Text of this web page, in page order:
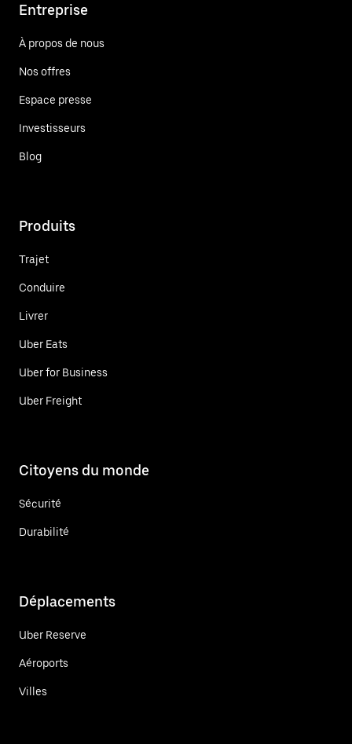
Entreprise
À propos de nous
Nos offres
Espace presse
Investisseurs
Blog
Produits
Trajet
Conduire
Livrer
Uber Eats
Uber for Business
Uber Freight
Citoyens du monde
Sécurité
Durabilité
Déplacements
Uber Reserve
Aéroports
Villes